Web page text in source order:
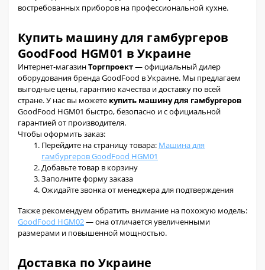
востребованных приборов на профессиональной кухне.
Купить машину для гамбургеров
GoodFood HGM01 в Украине
Интернет-магазинТоргпроект— официальный дилер
оборудования бренда GoodFood в Украине. Мы предлагаем
выгодные цены, гарантию качества и доставку по всей
стране. У нас вы можете купить машину для гамбургеров
GoodFood HGM01 быстро, безопасно и с официальной
гарантией от производителя.
Чтобы оформить заказ:
Перейдите на страницу товара: Машина для
гамбургеров GoodFood HGM01
Добавьте товар в корзину
Заполните форму заказа
Ожидайте звонка от менеджера для подтверждения
Также рекомендуем обратить внимание на похожую модель:
GoodFood HGM02— она отличается увеличенными
размерами и повышенной мощностью.
Доставка по Украине